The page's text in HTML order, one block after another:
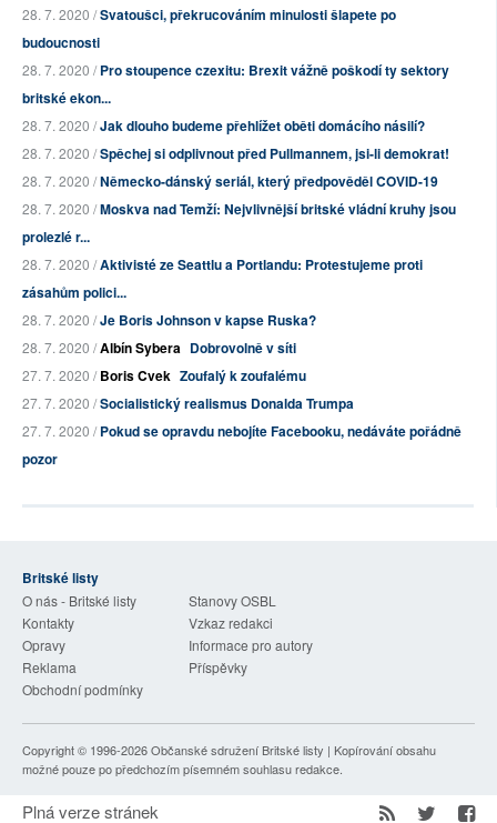
28. 7. 2020 /Svatoušci, překrucováním minulosti šlapete po
budoucnosti
28. 7. 2020 /Pro stoupence czexitu: Brexit vážně poškodí ty sektory
britské ekon...
28. 7. 2020 /Jak dlouho budeme přehlížet oběti domácího násilí?
28. 7. 2020 /Spěchej si odplivnout před Pullmannem, jsi-li demokrat!
28. 7. 2020 /Německo-dánský seriál, který předpověděl COVID-19
28. 7. 2020 /Moskva nad Temží: Nejvlivnější britské vládní kruhy jsou
prolezlé r...
28. 7. 2020 /Aktivisté ze Seattlu a Portlandu: Protestujeme proti
zásahům polici...
28. 7. 2020 /Je Boris Johnson v kapse Ruska?
28. 7. 2020 /Albín Sybera Dobrovolně v síti
27. 7. 2020 /Boris Cvek Zoufalý k zoufalému
27. 7. 2020 /Socialistický realismus Donalda Trumpa
27. 7. 2020 /Pokud se opravdu nebojíte Facebooku, nedáváte pořádně
pozor
Britské listy
O nás - Britské listy
Stanovy OSBL
Kontakty
Vzkaz redakci
Opravy
Informace pro autory
Reklama
Příspěvky
Obchodní podmínky
Copyright © 1996-2026Občanské sdružení Britské listy | Kopírování obsahu
možné pouze po předchozím písemném souhlasu redakce.
Plná verze stránek